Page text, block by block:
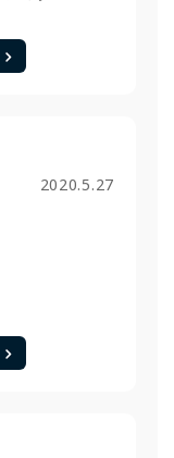
2020.5.27